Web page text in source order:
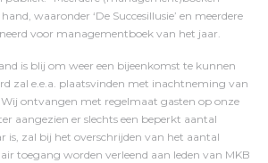
waaronder ‘De Succesillusie’ en meerdere
voor managementboek van het jaar.
is blij om weer een bijeenkomst te kunnen
zal e.e.a. plaatsvinden met inachtneming van
ontvangen met regelmaat gasten op onze
aangezien er slechts een beperkt aantal
is, zal bij het overschrijden van het aantal
toegang worden verleend aan leden van MKB